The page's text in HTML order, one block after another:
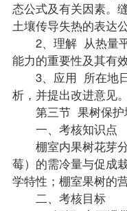
态公式及有关因素。
土壤传导失热的表达公
2、理解 从热量平
能力的重要性及其有效
3、应用 所在地日
析，并提出改进意见。
第三节 果树保护
一、考核知识点
棚室内果树花芽分
莓）的需冷量与促成
学特性；棚室果树的营
二、考核目标